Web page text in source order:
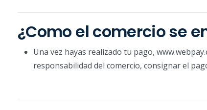
¿Como el comercio se
Una vez hayas realizado tu pago,
responsabilidad del comercio, consignar el